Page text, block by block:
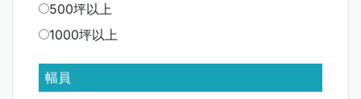
500坪以上
1000坪以上
幅員